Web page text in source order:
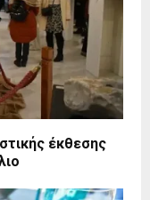
έκθεσης